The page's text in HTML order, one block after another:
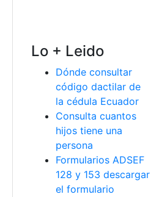
Lo + Leido
Dónde consultar
código dactilar de
la cédula Ecuador
Consulta cuantos
hijos tiene una
persona
Formularios ADSEF
128 y 153 descargar
el formulario